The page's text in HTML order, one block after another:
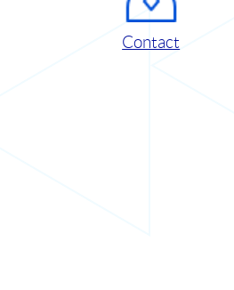
Contact